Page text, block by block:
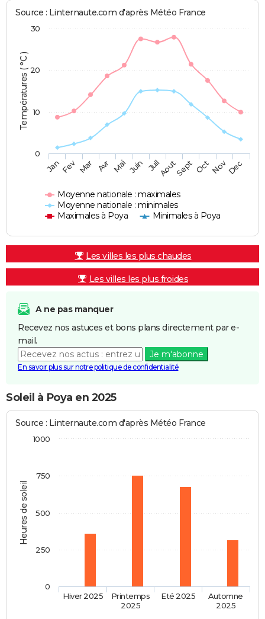
Températures ( °C )
Source : Linternaute.com d'après Météo France
Moyenne nationale : maximales
Moyenne nationale : minimales
Maximales à Poya
Minimales à Poya
JanFev Mar Avr Mai Juin JuilAoutSept OctNovDec
0
10
20
30
Les villes les plus chaudes
Les villes les plus froides
A ne pas manquer
Recevez nos astuces et bons plans directement par e-
mail.
Je m'abonne
En savoir plus sur notre politique de confidentialité
Soleil à Poya en 2025
Heures de soleil
Source : Linternaute.com d'après Météo France
Hiver 2025
Printemps
2025
Eté 2025
Automne
2025
0
250
500
750
1000